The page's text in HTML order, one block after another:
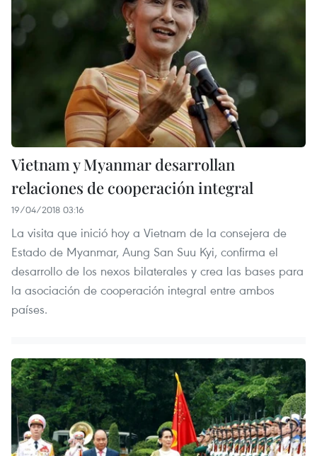
Vietnam y Myanmar desarrollan
relaciones de cooperación integral
19/04/2018 03:16
La visita que inició hoy a Vietnam de la consejera de
Estado de Myanmar, Aung San Suu Kyi, confirma el
desarrollo de los nexos bilaterales y crea las bases para
la asociación de cooperación integral entre ambos
países.